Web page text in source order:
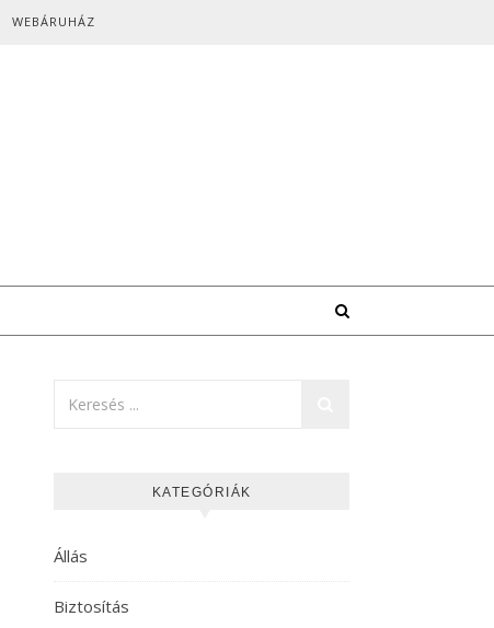
WEBÁRUHÁZ
KATEGÓRIÁK
Állás
Biztosítás